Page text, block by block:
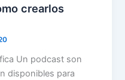
crearlos
Un podcast son
disponibles para